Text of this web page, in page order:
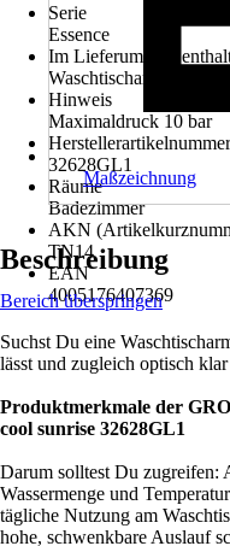
Serie
Essence
Im Lieferumfang
Waschtischarmatur,
Hinweis
Maximaldruck 10 bar
Herstellerartikelnummer
32628GL1
Räume
Badezimmer
AKN
TN14
EAN
4005176407369
Maßzeichnung
Beschreibung
Bereich überspringen
Suchst Du eine
lässt und zugleich optisch
Produktmerkmale der
cool sunrise 32628GL1
Darum solltest Du zugreifen:
Wassermenge und
tägliche Nutzung am
hohe, schwenkbare Auslauf